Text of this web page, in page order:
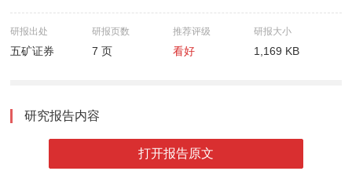
研报出处
五矿证券
研报页数
7 页
推荐评级
看好
研报大小
1,169 KB
研究报告内容
打开报告原文